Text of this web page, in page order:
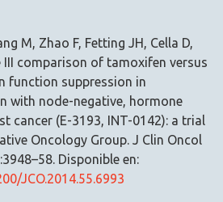
M, Zhao F, Fetting JH, Cella D,
III comparison of tamoxifen versus
function suppression in
with node-negative, hormone
cancer (E-3193, INT-0142): a trial
Oncology Group. J Clin Oncol
Disponible en:
JCO.2014.55.6993